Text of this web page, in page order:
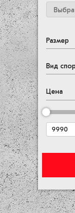
Размер
Вид
Цена